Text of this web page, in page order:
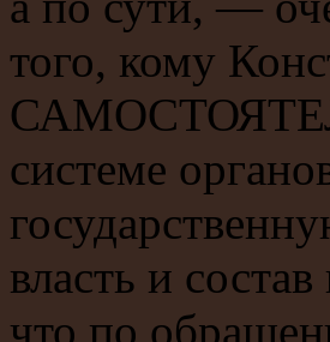
того, кому
системе
власть и
что по